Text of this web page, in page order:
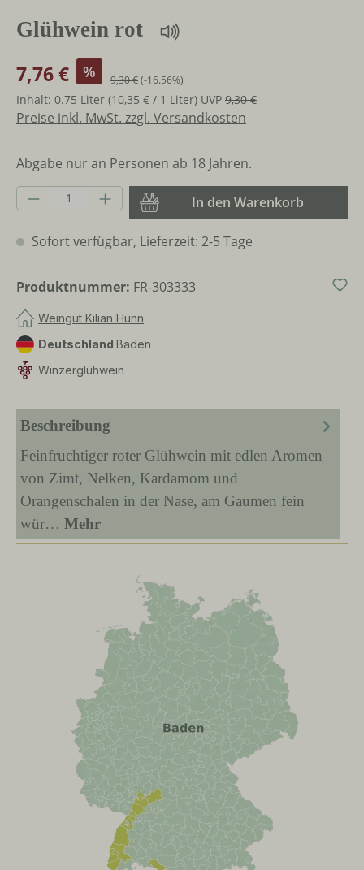
Glühwein rot
7,76 € % 9,30 €(-16.56%)
Inhalt: 0.75 Liter (10,35 € / 1 Liter) UVP 9,30 €
Preise inkl. MwSt. zzgl. Versandkosten
Abgabe nur an Personen ab 18 Jahren.
Produkt Anzahl: Gib den gewünschten
In den Warenkorb
Sofort verfügbar, Lieferzeit: 2-5 Tage
Produktnummer: FR-303333
Weingut Kilian Hunn
Deutschland Baden
Winzerglühwein
Beschreibung
Feinfruchtiger roter Glühwein mit edlen Aromen
von Zimt, Nelken, Kardamom und
Orangenschalen in der Nase, am Gaumen fein
wür… Mehr